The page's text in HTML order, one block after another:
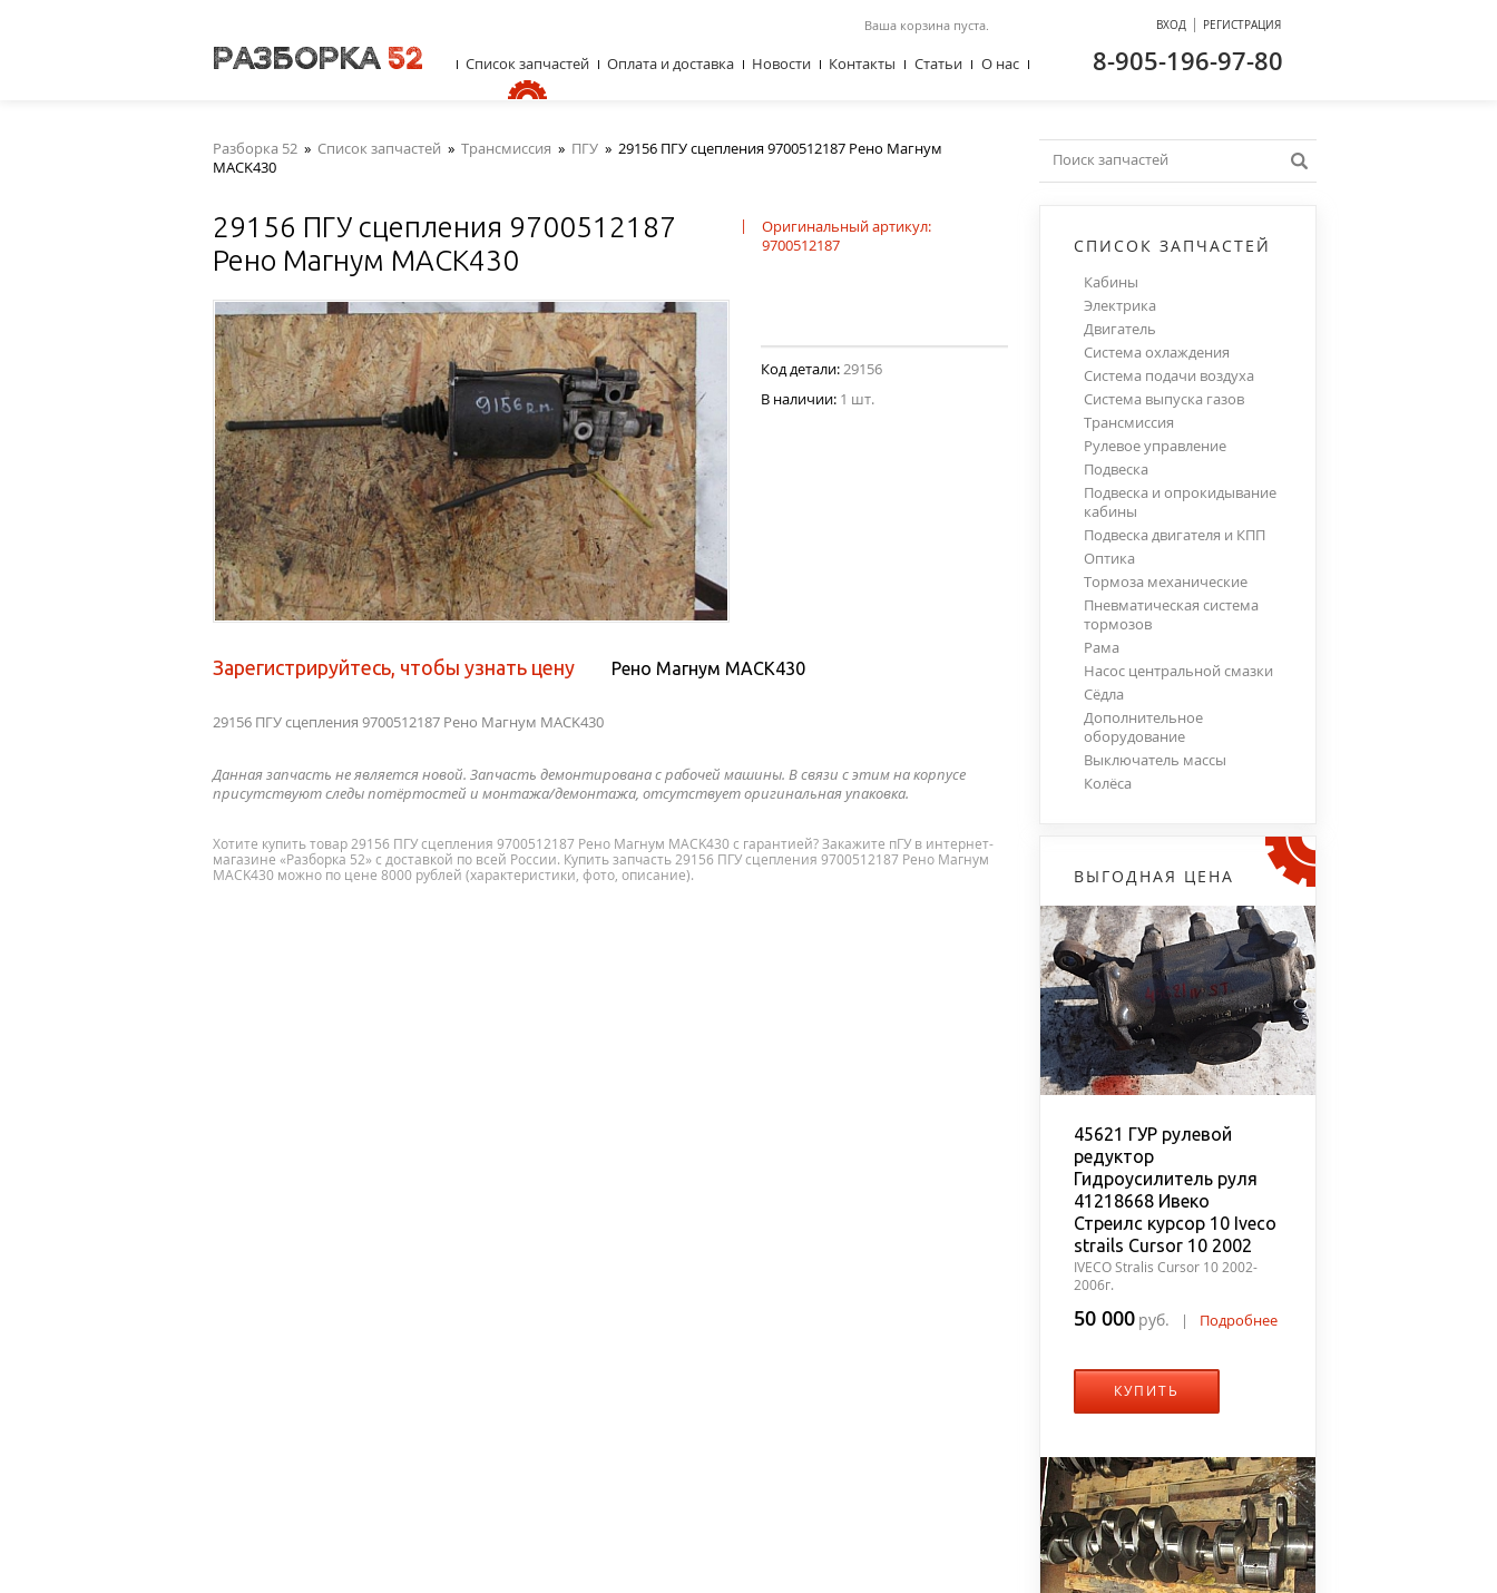
Разборка 52 » Список запчастей » Трансмиссия » ПГУ » 29156 ПГУ сцепления 9700512187 Рено Магнум
MACK430
29156 ПГУ сцепления 9700512187
Рено Магнум MACK430
|
Оригинальный артикул:
9700512187
Код детали:29156
В наличии: 1 шт.
Зарегистрируйтесь, чтобы узнать цену Рено Магнум MACK430
29156 ПГУ сцепления 9700512187 Рено Магнум MACK430
Данная запчасть не является новой. Запчасть демонтирована с рабочей машины. В связи с этим на корпусе
присутствуют следы потёртостей и монтажа/демонтажа, отсутствует оригинальная упаковка.
Хотите купить товар 29156 ПГУ сцепления 9700512187 Рено Магнум MACK430 с гарантией? Закажите пГУ в интернет-
магазине «Разборка 52» с доставкой по всей России. Купить запчасть 29156 ПГУ сцепления 9700512187 Рено Магнум
MACK430 можно по цене 8000 рублей (характеристики, фото, описание).
СПИСОК ЗАПЧАСТЕЙ
Кабины
Электрика
Двигатель
Система охлаждения
Система подачи воздуха
Система выпуска газов
Трансмиссия
Рулевое управление
Подвеска
Подвеска и опрокидывание
кабины
Подвеска двигателя и КПП
Оптика
Тормоза механические
Пневматическая система
тормозов
Рама
Насос центральной смазки
Сёдла
Дополнительное
оборудование
Выключатель массы
Колёса
ВЫГОДНАЯ ЦЕНА
45621 ГУР рулевой
редуктор
Гидроусилитель руля
41218668 Ивеко
Стреилс курсор 10 Iveco
strails Cursor 10 2002
IVECO Stralis Cursor 10 2002-
2006г.
50 000 руб. | Подробнее
КУПИТЬ
Ваша корзина пуста. ВХОД | РЕГИСТРАЦИЯ
8-905-196-97-80
Список запчастей Оплата и доставка Новости Контакты Статьи О нас